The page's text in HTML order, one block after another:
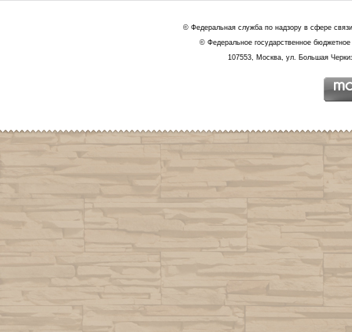
© Федеральная служба по надзору в сфере
© Федеральное государственное
107553, Москва, ул. Большая